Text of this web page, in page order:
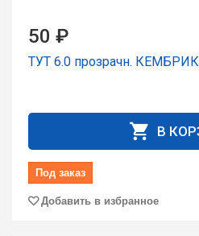
50 ₽
ТУТ 6.0 пpозpачн. КЕМБРИК
В
Под заказ
Добавить в избранное